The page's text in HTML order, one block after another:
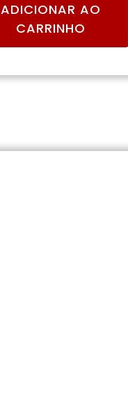
ADICIONAR AO
CARRINHO